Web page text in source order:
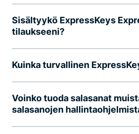
Sisältyykö ExpressKeys
tilaukseeni?
Kuinka turvallinen
Voinko tuoda salasanat
salasanojen